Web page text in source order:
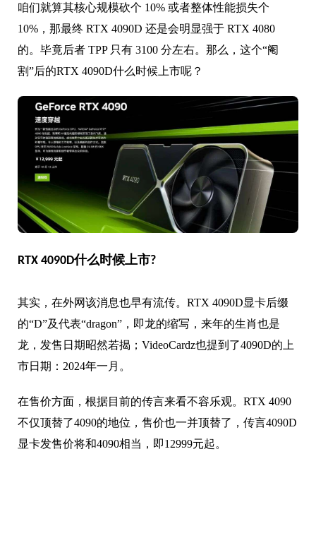
咱们就算其核心规模砍个 10% 或者整体性能损失个
10%，那最终 RTX 4090D 还是会明显强于 RTX 4080
的。毕竟后者 TPP 只有 3100 分左右。那么，这个“阉
割”后的RTX 4090D什么时候上市呢？
RTX 4090D什么时候上市?
其实，在外网该消息也早有流传。RTX 4090D显卡后缀
的“D”及代表“dragon”，即龙的缩写，来年的生肖也是
龙，发售日期昭然若揭；VideoCardz也提到了4090D的上
市日期：2024年一月。
在售价方面，根据目前的传言来看不容乐观。RTX 4090
不仅顶替了4090的地位，售价也一并顶替了，传言4090D
显卡发售价将和4090相当，即12999元起。